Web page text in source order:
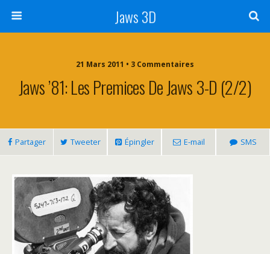
Jaws 3D
21 Mars 2011 • 3 Commentaires
Jaws ’81: Les Premices De Jaws 3-D (2/2)
Partager Tweeter Épingler E-mail SMS